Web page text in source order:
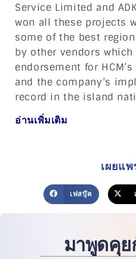
Service Limited and
won all these projects
some of the best
by other vendors which
endorsement for
and the company’s
record in the island
อ่านเพิ่มเติม
เผยแ
เฟสบุ๊ค
มาพูดคุย